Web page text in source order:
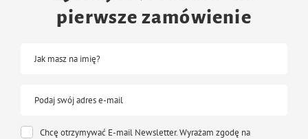
pierwsze zamówienie
Jak masz na imię?
Podaj swój adres e-mail
Chcę otrzymywać E-mail Newsletter. Wyrażam zgodę na